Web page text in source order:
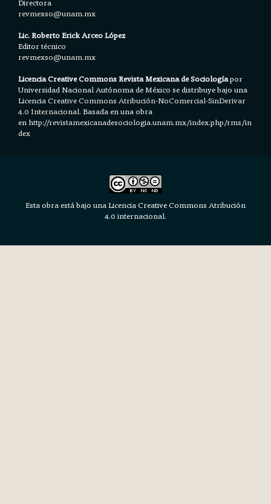
revmexso@unam.mx
Lic. Roberto Erick Arceo López
Editor técnico
revmexso@unam.mx
Licencia Creative Commons Revista Mexicana de Sociologíapor
Universidad Nacional Autónoma de México se distribuye bajo una
LicenciaCreative Commons Atribución-NoComercial-SinDerivar
4.0 Internacional.Basada en una obra
en http://revistamexicanadesociologia.unam.mx/index.php/rms/in
dex
Esta obra está bajo una Licencia Creative Commons Atribución
4.0 internacional.